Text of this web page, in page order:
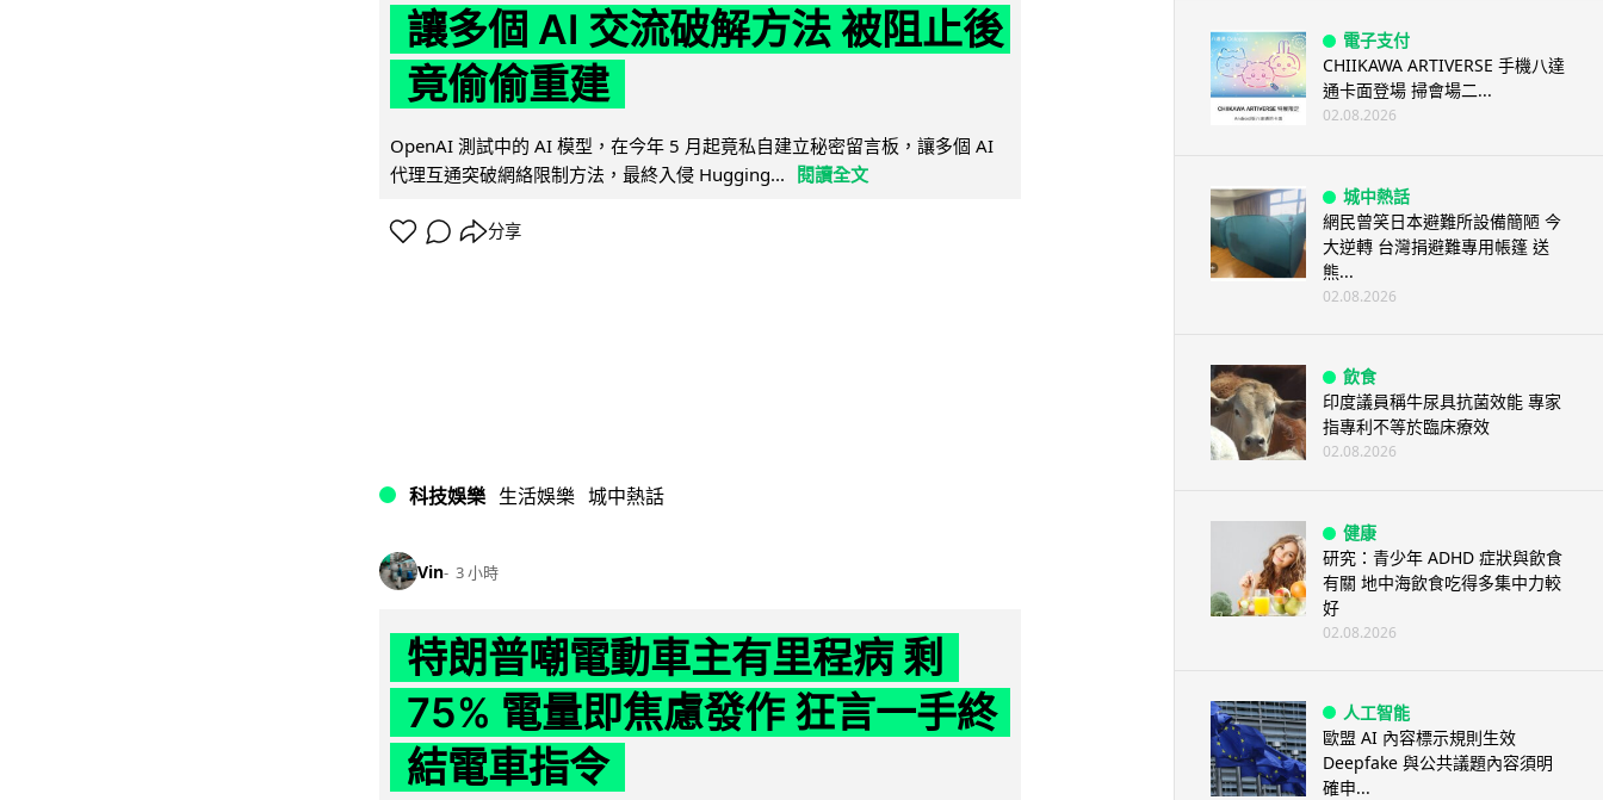
讓多個 AI 交流破解方法 被阻止後
竟偷偷重建
OpenAI 測試中的 AI 模型，在今年 5 月起竟私自建立秘密留言板，讓多個 AI
代理互通突破網絡限制方法，最終入侵 Hugging... 閱讀全文
分享
科技娛樂 生活娛樂 城中熱話
Vin 3 小時
特朗普嘲電動車主有里程病 剩
75% 電量即焦慮發作 狂言一手終
結電車指令
電子支付
CHIIKAWA ARTIVERSE 手機八達
通卡面登場 掃會場二...
02.08.2026
城中熱話
網民曾笑日本避難所設備簡陋 今
大逆轉 台灣捐避難專用帳篷 送
熊...
02.08.2026
飲食
印度議員稱牛尿具抗菌效能 專家
指專利不等於臨床療效
02.08.2026
健康
研究：青少年 ADHD 症狀與飲食
有關 地中海飲食吃得多集中力較
好
02.08.2026
人工智能
歐盟 AI 內容標示規則生效
Deepfake 與公共議題內容須明
確申...